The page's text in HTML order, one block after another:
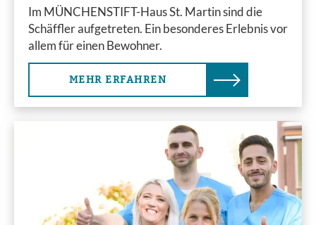
Im MÜNCHENSTIFT-Haus St. Martin sind die
Schäffler aufgetreten. Ein besonderes Erlebnis vor
allem für einen Bewohner.
MEHR ERFAHREN